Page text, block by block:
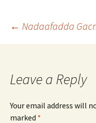
Post
← Nadaafadda
Leave a Reply
Your email address will
marked *